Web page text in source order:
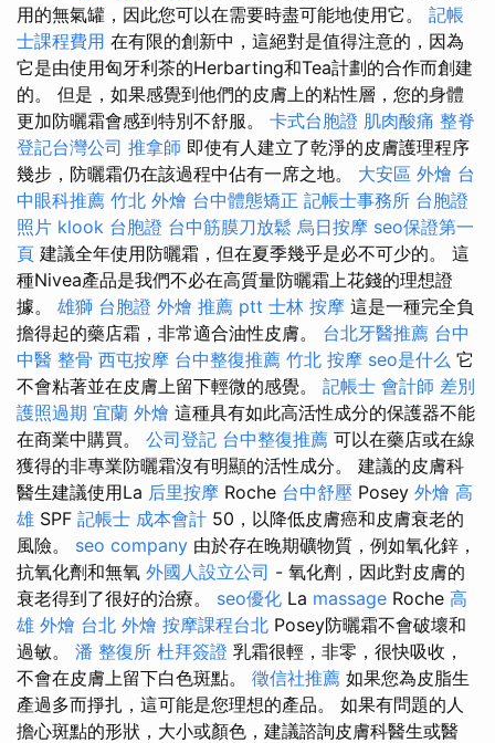
用的無氣罐，因此您可以在需要時盡可能地使用它。 記帳
士課程費用 在有限的創新中，這絕對是值得注意的，因為
它是由使用匈牙利茶的Herbarting和Tea計劃的合作而創建
的。 但是，如果感覺到他們的皮膚上的粘性層，您的身體
更加防曬霜會感到特別不舒服。 卡式台胞證 肌肉酸痛 整脊
登記台灣公司 推拿師 即使有人建立了乾淨的皮膚護理程序
幾步，防曬霜仍在該過程中佔有一席之地。 大安區 外燴 台
中眼科推薦 竹北 外燴 台中體態矯正 記帳士事務所 台胞證
照片 klook 台胞證 台中筋膜刀放鬆 烏日按摩 seo保證第一
頁 建議全年使用防曬霜，但在夏季幾乎是必不可少的。 這
種Nivea產品是我們不必在高質量防曬霜上花錢的理想證
據。 雄獅 台胞證 外燴 推薦 ptt 士林 按摩 這是一種完全負
擔得起的藥店霜，非常適合油性皮膚。 台北牙醫推薦 台中
中醫 整骨 西屯按摩 台中整復推薦 竹北 按摩 seo是什么 它
不會粘著並在皮膚上留下輕微的感覺。 記帳士 會計師 差別
護照過期 宜蘭 外燴 這種具有如此高活性成分的保護器不能
在商業中購買。 公司登記 台中整復推薦 可以在藥店或在線
獲得的非專業防曬霜沒有明顯的活性成分。 建議的皮膚科
醫生建議使用La 后里按摩 Roche 台中舒壓 Posey 外燴 高
雄 SPF 記帳士 成本會計 50，以降低皮膚癌和皮膚衰老的
風險。 seo company 由於存在晚期礦物質，例如氧化鋅，
抗氧化劑和無氧 外國人設立公司 - 氧化劑，因此對皮膚的
衰老得到了很好的治療。 seo優化 La massage Roche 高
雄 外燴 台北 外燴 按摩課程台北 Posey防曬霜不會破壞和
過敏。 潘 整復所 杜拜簽證 乳霜很輕，非零，很快吸收，
不會在皮膚上留下白色斑點。 徵信社推薦 如果您為皮脂生
產過多而掙扎，這可能是您理想的產品。 如果有問題的人
擔心斑點的形狀，大小或顏色，建議諮詢皮膚科醫生或醫